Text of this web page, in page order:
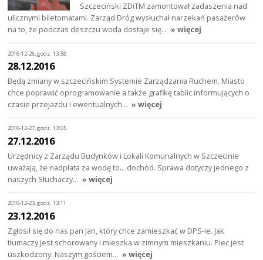
Szczeciński ZDiTM zamontował zadaszenia nad
ulicznymi biletomatami. Zarząd Dróg wysłuchał narzekań pasażerów
na to, że podczas deszczu woda dostaje się… » więcej
2016-12-28, godz. 13:58
28.12.2016
Będą zmiany w szczecińskim Systemie Zarządzania Ruchem. Miasto
chce poprawić oprogramowanie a także grafikę tablic informujących o
czasie przejazdu i ewentualnych… » więcej
2016-12-27, godz. 13:05
27.12.2016
Urzędnicy z Zarządu Budynków i Lokali Komunalnych w Szczecinie
uważają, że nadpłata za wodę to... dochód. Sprawa dotyczy jednego z
naszych Słuchaczy… » więcej
2016-12-23, godz. 13:11
23.12.2016
Zgłosił się do nas pan Jan, który chce zamieszkać w DPS-ie. Jak
tłumaczy jest schorowany i mieszka w zimnym mieszkaniu. Piec jest
uszkodzony. Naszym gościem… » więcej